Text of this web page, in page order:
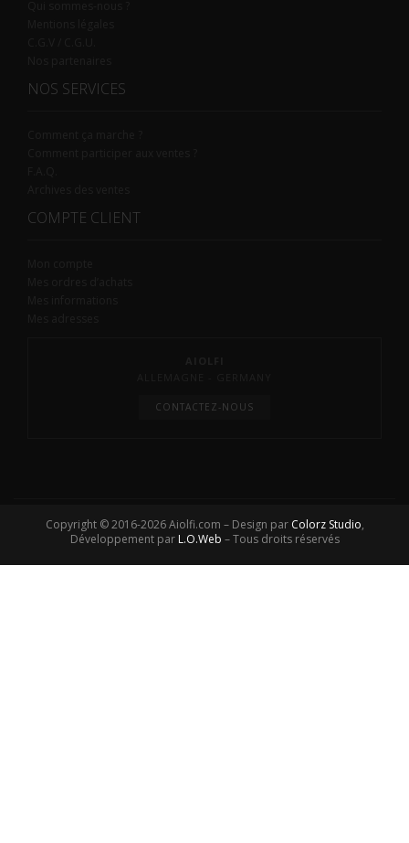
NOS SERVICES
COMPTE CLIENT
CONTACTEZ-NOUS
Copyright © 2016-2026 Aiolfi.com – Design par Colorz Studio,
Développement par L.O.Web – Tous droits réservés